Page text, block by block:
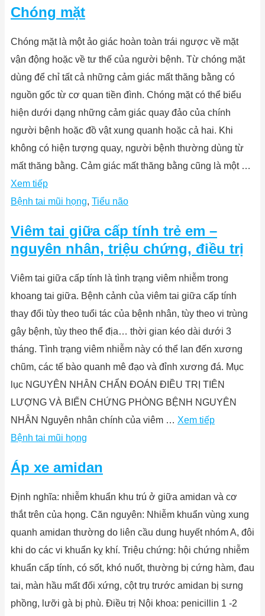
Chóng mặt
Chóng mặt là một ảo giác hoàn toàn trái ngược về mặt
vận động hoặc về tư thế của người bệnh. Từ chóng mặt
dùng để chỉ tất cả những cảm giác mất thăng bằng có
nguồn gốc từ cơ quan tiền đình. Chóng mặt có thể biểu
hiện dưới dạng những cảm giác quay đảo của chính
người bệnh hoặc đồ vật xung quanh hoặc cả hai. Khi
không có hiện tượng quay, người bệnh thường dùng từ
mất thăng bằng. Cảm giác mất thăng bằng cũng là một …
Xem tiếp
Bệnh tai mũi họng, Tiểu não
Viêm tai giữa cấp tính trẻ em –
nguyên nhân, triệu chứng, điều trị
Viêm tai giữa cấp tính là tình trạng viêm nhiễm trong
khoang tai giữa. Bệnh cảnh của viêm tai giữa cấp tính
thay đổi tùy theo tuổi tác của bệnh nhân, tùy theo vi trùng
gây bệnh, tùy theo thể địa… thời gian kéo dài dưới 3
tháng. Tình trạng viêm nhiễm này có thể lan đến xương
chũm, các tế bào quanh mê đạo và đỉnh xương đá. Mục
lục NGUYÊN NHÂN CHẨN ĐOÁN ĐIỀU TRỊ TIÊN
LƯỢNG VÀ BIẾN CHỨNG PHÒNG BỆNH NGUYÊN
NHÂN Nguyên nhân chính của viêm … Xem tiếp
Bệnh tai mũi họng
Áp xe amidan
Định nghĩa: nhiễm khuẩn khu trú ở giữa amidan và cơ
thắt trên của họng. Căn nguyên: Nhiễm khuẩn vùng xung
quanh amidan thường do liên cầu dung huyết nhóm A, đôi
khi do các vi khuẩn kỵ khí. Triệu chứng: hội chứng nhiễm
khuẩn cấp tính, có sốt, khó nuốt, thường bị cứng hàm, đau
tai, màn hầu mất đối xứng, cột trụ trước amidan bị sưng
phồng, lưỡi gà bị phù. Điều trị Nội khoa: penicillin 1 -2